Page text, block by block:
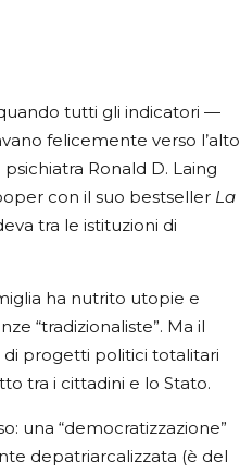
tutti gli indicatori —
felicemente verso
Ronald D. Laing
con il suo bestseller La
tra le istituzioni di
ha nutrito utopie e
“tradizionaliste”. Ma il
progetti politici totalitari
tra i cittadini e lo Stato.
una “democratizzazione”
depatriarcalizzata (è del